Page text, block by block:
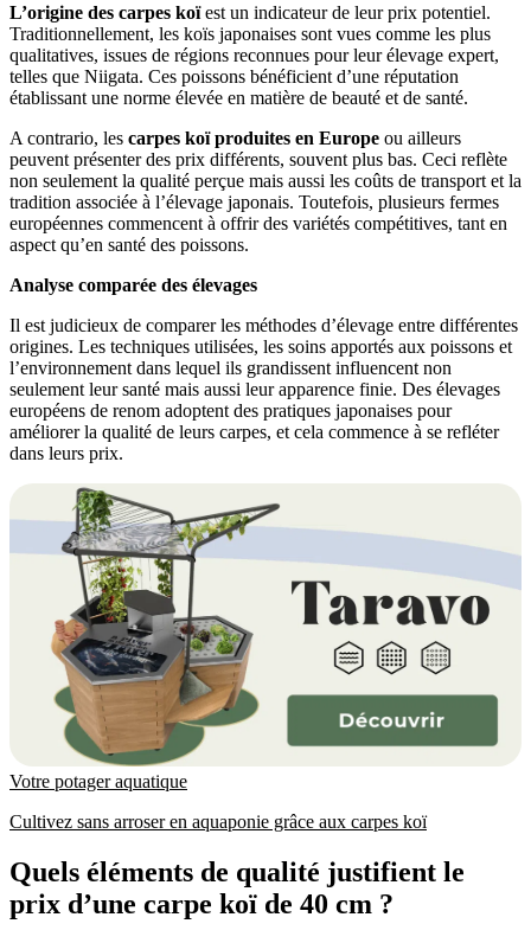
L’origine des carpes koïest un indicateur de leur prix potentiel.
Traditionnellement, les koïs japonaises sont vues comme les plus
qualitatives, issues de régions reconnues pour leur élevage expert,
telles que Niigata. Ces poissons bénéficient d’une réputation
établissant une norme élevée en matière de beauté et de santé.
A contrario, les carpes koï produites en Europe ou ailleurs
peuvent présenter des prix différents, souvent plus bas. Ceci reflète
non seulement la qualité perçue mais aussi les coûts de transport et la
tradition associée à l’élevage japonais. Toutefois, plusieurs fermes
européennes commencent à offrir des variétés compétitives, tant en
aspect qu’en santé des poissons.
Analyse comparée des élevages
Il est judicieux de comparer les méthodes d’élevage entre différentes
origines. Les techniques utilisées, les soins apportés aux poissons et
l’environnement dans lequel ils grandissent influencent non
seulement leur santé mais aussi leur apparence finie. Des élevages
européens de renom adoptent des pratiques japonaises pour
améliorer la qualité de leurs carpes, et cela commence à se refléter
dans leurs prix.
Votre potager aquatique
Cultivez sans arroser en aquaponie grâce aux carpes koï
Quels éléments de qualité justifient le
prix d’une carpe koï de 40 cm ?